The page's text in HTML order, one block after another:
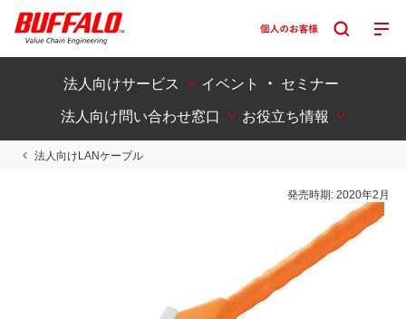
法人向けサービス
イベント ・ セミナー
法人向け問い合わせ窓口
お役立ち情報
法人向けLANケーブル
発売時期:2020年2月